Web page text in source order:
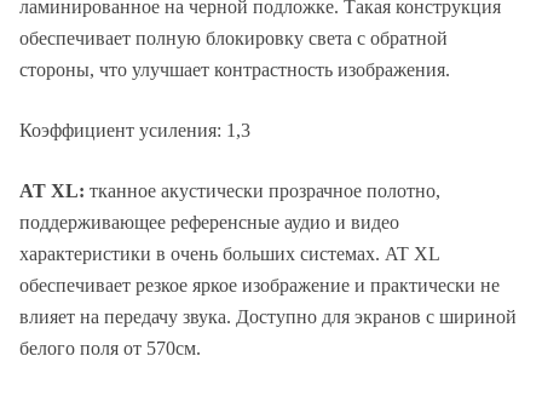
ламинированное на черной подложке. Такая конструкция
обеспечивает полную блокировку света с обратной
стороны, что улучшает контрастность изображения.
Коэффициент усиления: 1,3
AT XL: тканное акустически прозрачное полотно,
поддерживающее референсные аудио и видео
характеристики в очень больших системах. AT XL
обеспечивает резкое яркое изображение и практически не
влияет на передачу звука. Доступно для экранов с шириной
белого поля от 570см.